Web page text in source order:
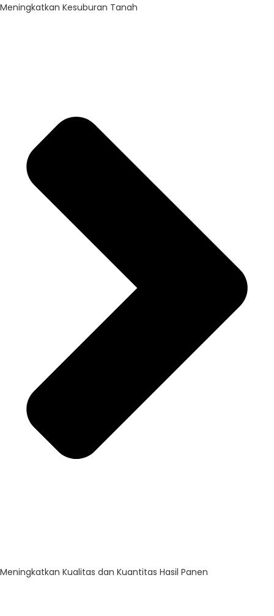
Meningkatkan Kesuburan Tanah
Meningkatkan Kualitas dan Kuantitas Hasil Panen